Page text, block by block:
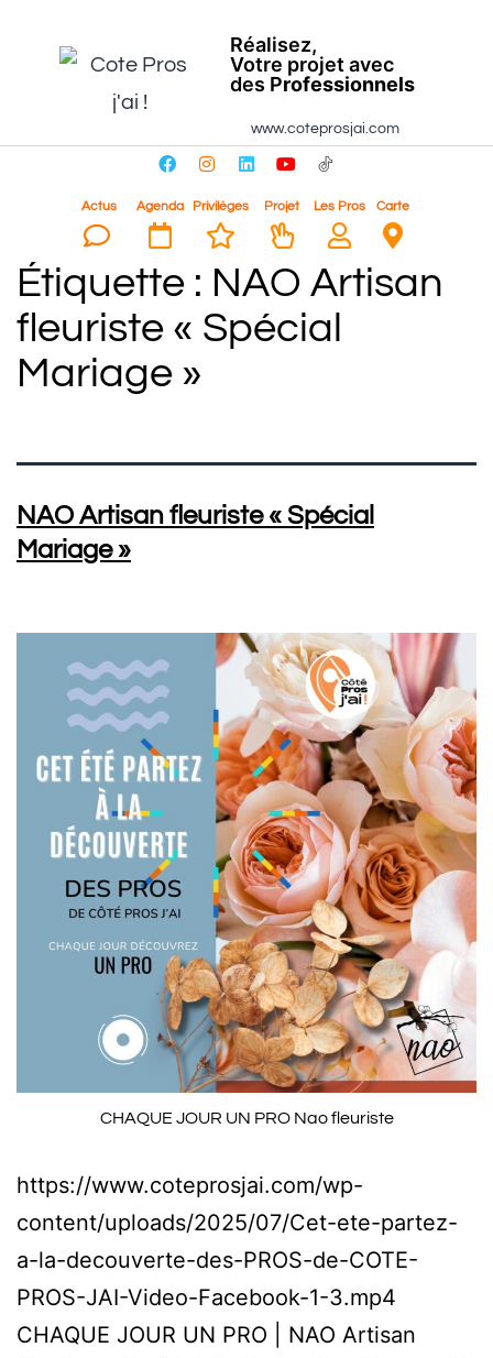
Réalisez,
Votre projet avec
des Professionnels
www.coteprosjai.com
Actus Agenda Privilèges Projet Les Pros Carte
Étiquette : NAO Artisan
fleuriste « Spécial
Mariage »
NAO Artisan fleuriste « Spécial
Mariage »
CHAQUE JOUR UN PRO Nao fleuriste
https://www.coteprosjai.com/wp-
content/uploads/2025/07/Cet-ete-partez-
a-la-decouverte-des-PROS-de-COTE-
PROS-JAI-Video-Facebook-1-3.mp4
CHAQUE JOUR UN PRO | NAO Artisan